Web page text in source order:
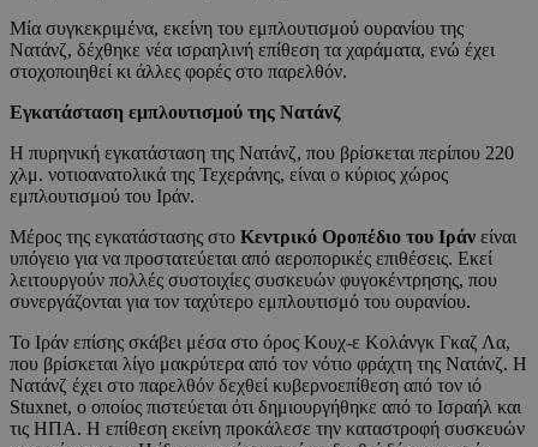
Μία συγκεκριμένα, εκείνη του εμπλουτισμού ουρανίου της
Νατάνζ, δέχθηκε νέα ισραηλινή επίθεση τα χαράματα, ενώ έχει
στοχοποιηθεί κι άλλες φορές στο παρελθόν.
Εγκατάσταση εμπλουτισμού της Νατάνζ
Η πυρηνική εγκατάσταση της Νατάνζ, που βρίσκεται περίπου 220
χλμ. νοτιοανατολικά της Τεχεράνης, είναι ο κύριος χώρος
εμπλουτισμού του Ιράν.
Μέρος της εγκατάστασης στο Κεντρικό Οροπέδιο του Ιράν είναι
υπόγειο για να προστατεύεται από αεροπορικές επιθέσεις. Εκεί
λειτουργούν πολλές συστοιχίες συσκευών φυγοκέντρησης, που
συνεργάζονται για τον ταχύτερο εμπλουτισμό του ουρανίου.
Το Ιράν επίσης σκάβει μέσα στο όρος Κουχ-ε Κολάνγκ Γκαζ Λα,
που βρίσκεται λίγο μακρύτερα από τον νότιο φράχτη της Νατάνζ. Η
Νατάνζ έχει στο παρελθόν δεχθεί κυβερνοεπίθεση από τον ιό
Stuxnet, ο οποίος πιστεύεται ότι δημιουργήθηκε από το Ισραήλ και
τις ΗΠΑ. Η επίθεση εκείνη προκάλεσε την καταστροφή συσκευών